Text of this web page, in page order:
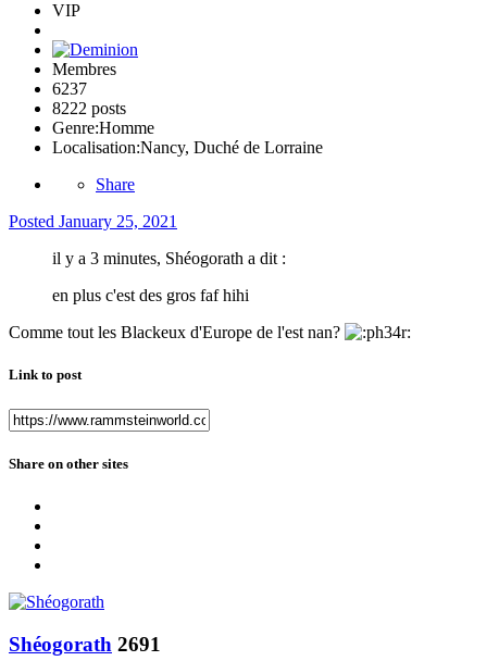
VIP
Membres
6237
8222 posts
Genre:Homme
Localisation:Nancy, Duché de Lorraine
Share
Posted January 25, 2021
il y a 3 minutes, Shéogorath a dit :
en plus c'est des gros faf hihi
Comme tout les Blackeux d'Europe de l'est nan?
Link to post
Share on other sites
Shéogorath 2691